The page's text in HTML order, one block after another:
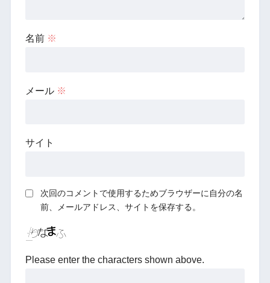
名前 ※
メール ※
サイト
次回のコメントで使用するためブラウザーに自分の名
前、メールアドレス、サイトを保存する。
Please enter the characters shown above.